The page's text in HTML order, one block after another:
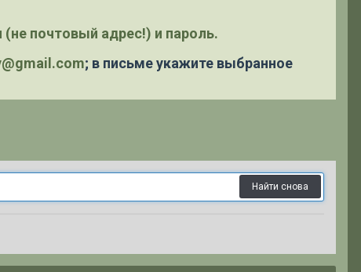
почтовый адрес!) и пароль.
; в письме укажите выбранное
Найти снова